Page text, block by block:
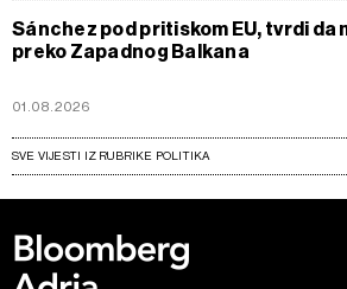
Sánchez pod pritiskom EU, tvrdi da
preko Zapadnog Balkana
01.08.2026
SVE VIJESTI IZ RUBRIKE POLITIKA